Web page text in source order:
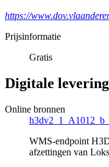
https://
Prijsinformatie
Gratis
Digitale
Online bronnen
WMS-endpoint
afzettingen van